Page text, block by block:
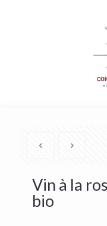
Vin à la
bio